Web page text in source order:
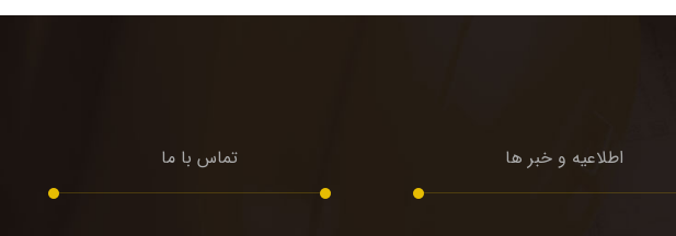
اطلاعیه و خبر ها تماس با ما